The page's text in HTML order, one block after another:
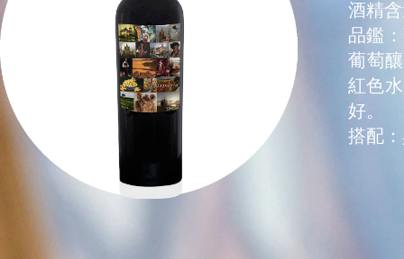
酒精含
品鑑
葡萄
紅色
好。
搭配